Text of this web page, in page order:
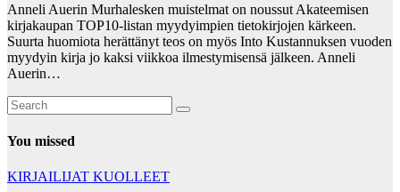
Anneli Auerin Murhalesken muistelmat on noussut Akateemisen
kirjakaupan TOP10-listan myydyimpien tietokirjojen kärkeen.
Suurta huomiota herättänyt teos on myös Into Kustannuksen vuoden
myydyin kirja jo kaksi viikkoa ilmestymisensä jälkeen. Anneli
Auerin…
You missed
KIRJAILIJAT KUOLLEET